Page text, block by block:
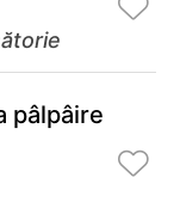
pâlpâire